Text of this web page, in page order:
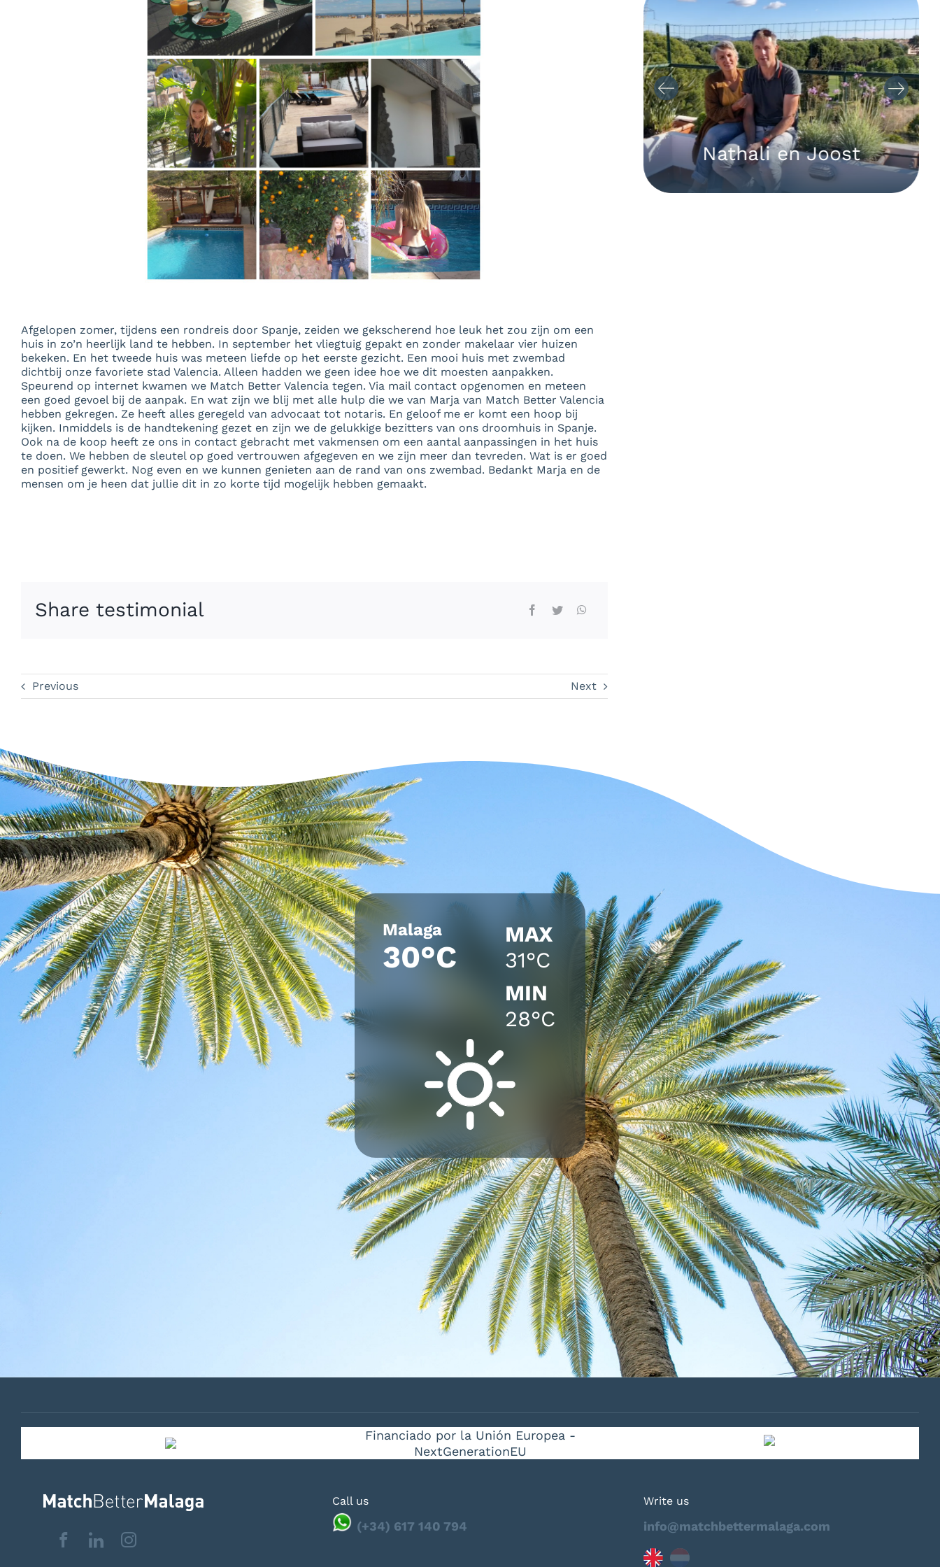
Afgelopen zomer, tijdens een rondreis door Spanje, zeiden we gekscherend hoe leuk het zou zijn om een
huis in zo’n heerlijk land te hebben. In september het vliegtuig gepakt en zonder makelaar vier huizen
bekeken. En het tweede huis was meteen liefde op het eerste gezicht. Een mooi huis met zwembad
dichtbij onze favoriete stad Valencia. Alleen hadden we geen idee hoe we dit moesten aanpakken.
Speurend op internet kwamen we Match Better Valencia tegen. Via mail contact opgenomen en meteen
een goed gevoel bij de aanpak. En wat zijn we blij met alle hulp die we van Marja van Match Better Valencia
hebben gekregen. Ze heeft alles geregeld van advocaat tot notaris. En geloof me er komt een hoop bij
kijken. Inmiddels is de handtekening gezet en zijn we de gelukkige bezitters van ons droomhuis in Spanje.
Ook na de koop heeft ze ons in contact gebracht met vakmensen om een aantal aanpassingen in het huis
te doen. We hebben de sleutel op goed vertrouwen afgegeven en we zijn meer dan tevreden. Wat is er goed
en positief gewerkt. Nog even en we kunnen genieten aan de rand van ons zwembad. Bedankt Marja en de
mensen om je heen dat jullie dit in zo korte tijd mogelijk hebben gemaakt.
Share testimonial
Previous Next
Walles en Cas Nathali en Joost
Malaga
30°C
MAX
31°C
MIN
28°C
Financiado por la Unión Europea -
NextGenerationEU
Call us
(+34) 617 140 794
Write us
info@matchbettermalaga.com